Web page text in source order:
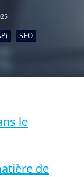
SEO
le
de